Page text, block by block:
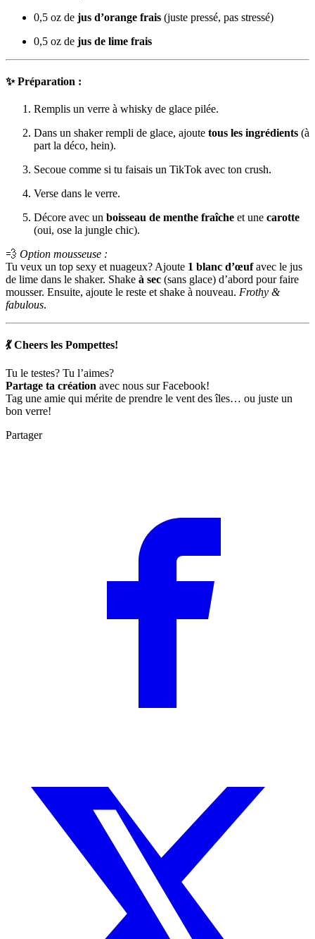
0,5 oz de jus d’orange frais (juste pressé, pas stressé)
0,5 oz de jus de lime frais
✨Préparation :
Remplis un verre à whisky de glace pilée.
Dans un shaker rempli de glace, ajoute tous les ingrédients (à
part la déco, hein).
Secoue comme si tu faisais un TikTok avec ton crush.
Verse dans le verre.
Décore avec un boisseau de menthe fraîche et une carotte
(oui, ose la jungle chic).
💨 Option mousseuse :
Tu veux un top sexy et nuageux? Ajoute 1 blanc d’œufavec le jus
de lime dans le shaker. Shake à sec (sans glace) d’abord pour faire
mousser. Ensuite, ajoute le reste et shake à nouveau. Frothy &
fabulous.
💃 Cheers les Pompettes!
Tu le testes? Tu l’aimes?
Partage ta création avec nous sur Facebook!
Tag une amie qui mérite de prendre le vent des îles… ou juste un
bon verre!
Partager